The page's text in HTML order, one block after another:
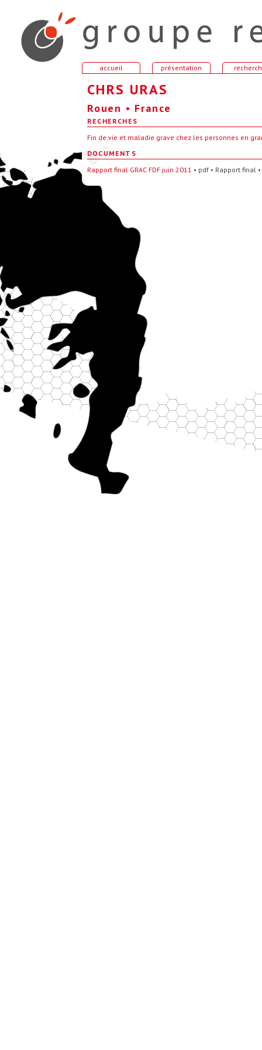
accueil présentation
CHRS URAS
Rouen • France
RECHERCHES
Fin de vie et maladie grave chez les personnes en
DOCUMENTS
Rapport final GRAC FDF juin 2011 • pdf • Rapport final